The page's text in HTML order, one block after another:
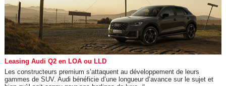
Leasing Audi Q2 en LOA ou LLD
Les constructeurs premium s’attaquent au développement de leurs
gammes de SUV. Audi bénéficie d’une longueur d’avance sur le sujet et